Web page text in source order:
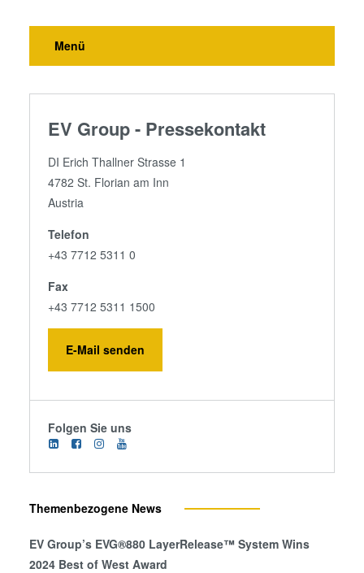
Menü
EV Group - Pressekontakt
DI Erich Thallner Strasse 1
4782 St. Florian am Inn
Austria
Telefon
+43 7712 5311 0
Fax
+43 7712 5311 1500
E-Mail senden
Folgen Sie uns
Themenbezogene News
EV Group’s EVG®880 LayerRelease™ System Wins
2024 Best of West Award